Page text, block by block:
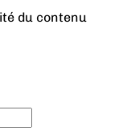
du contenu